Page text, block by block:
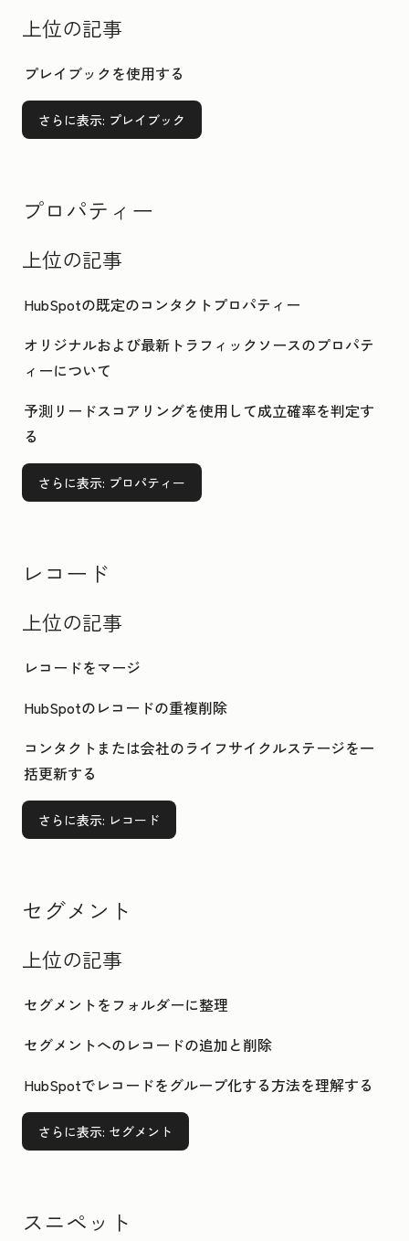
上位の記事
プレイブックを使用する
さらに表示: プレイブック
プロパティー
上位の記事
HubSpotの既定のコンタクトプロパティー
オリジナルおよび最新トラフィックソースのプロパテ
ィーについて
予測リードスコアリングを使用して成立確率を判定す
る
さらに表示: プロパティー
レコード
上位の記事
レコードをマージ
HubSpotのレコードの重複削除
コンタクトまたは会社のライフサイクルステージを一
括更新する
さらに表示: レコード
セグメント
上位の記事
セグメントをフォルダーに整理
セグメントへのレコードの追加と削除
HubSpotでレコードをグループ化する方法を理解する
さらに表示: セグメント
スニペット